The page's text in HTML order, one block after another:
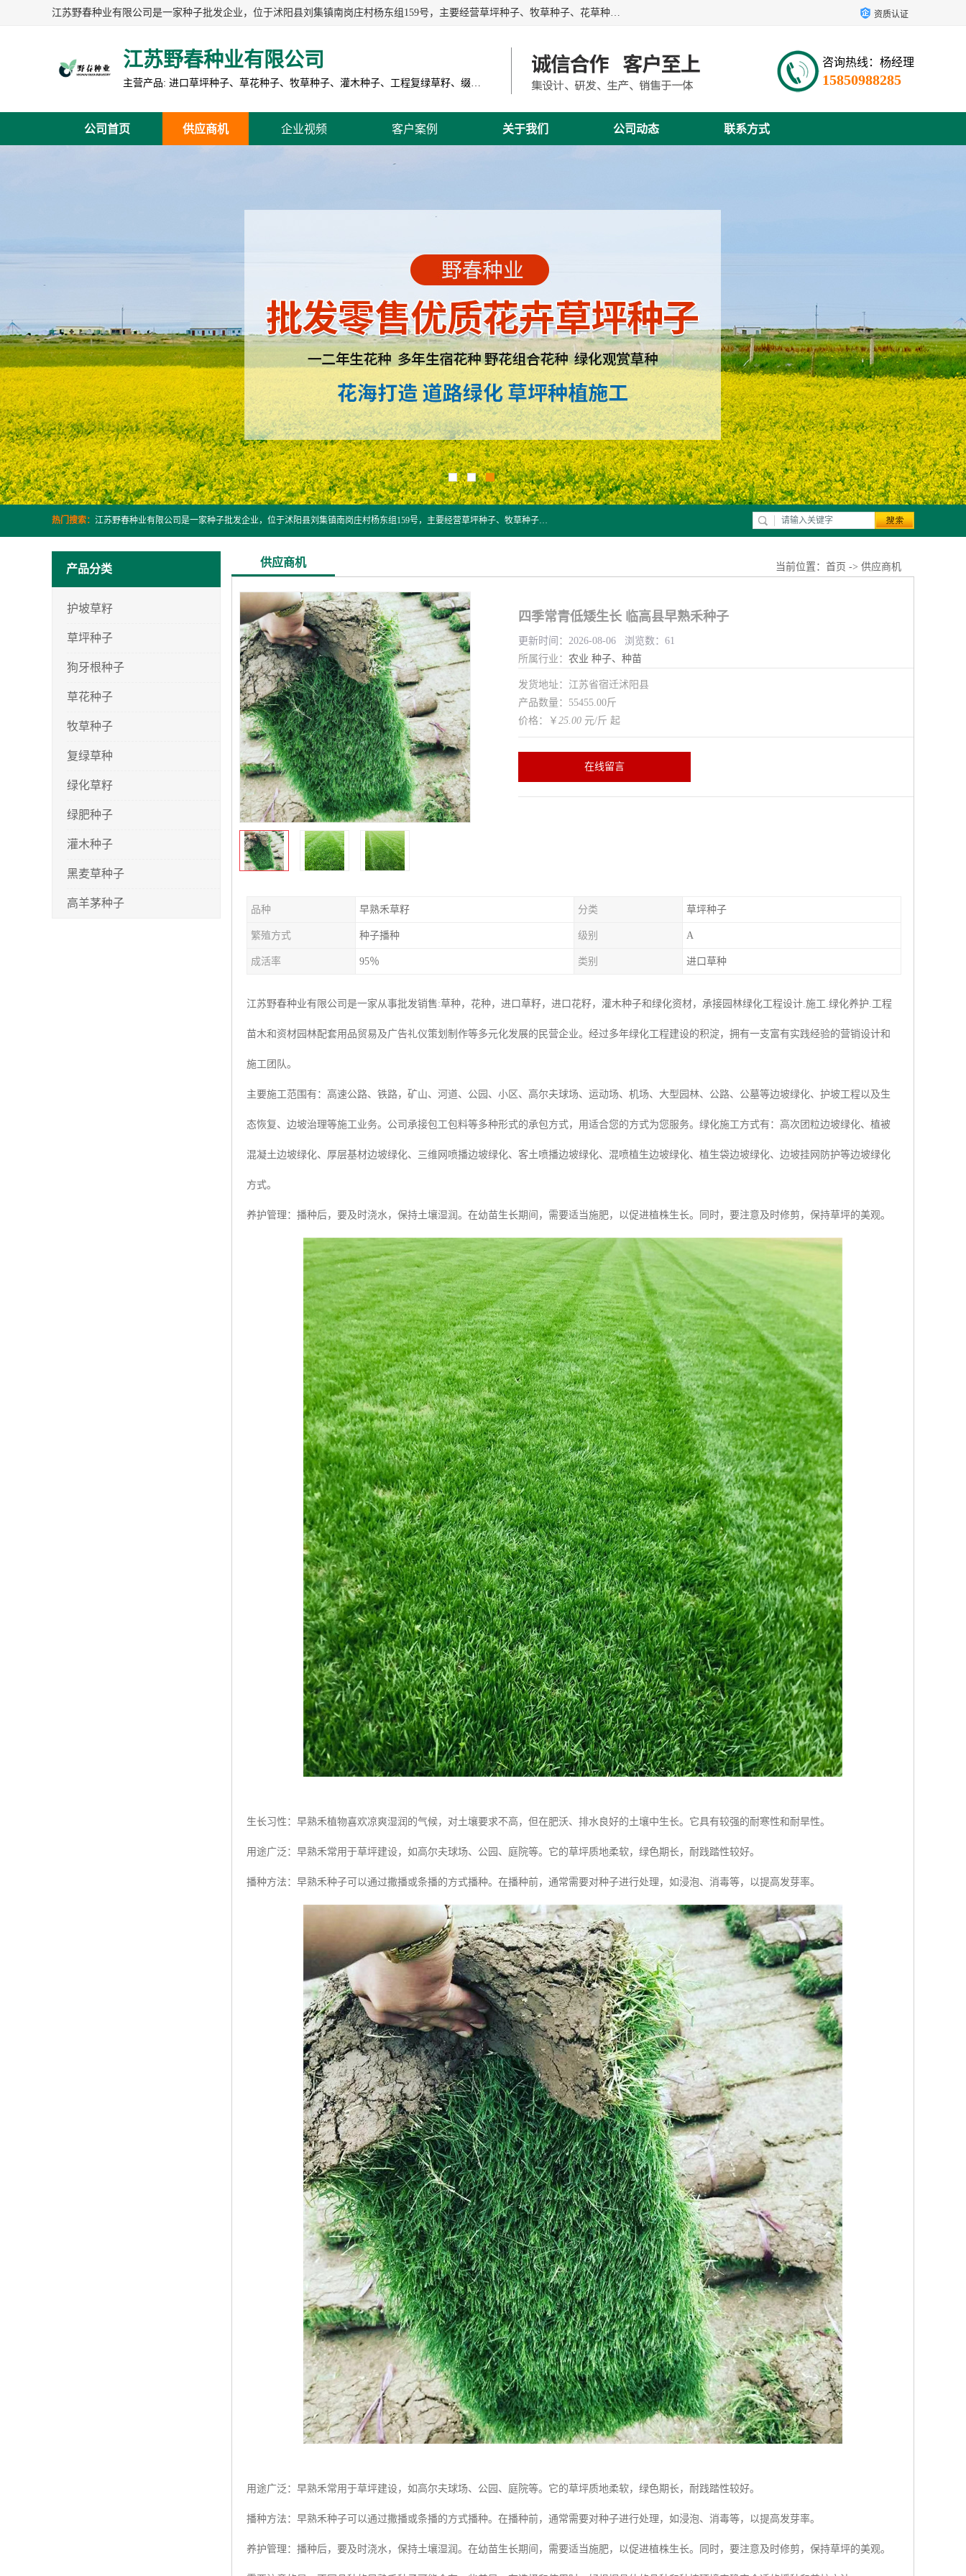
江苏野春种业有限公司是一家种子批发企业，位于沭阳县刘集镇南岗庄村杨东组159号，主要经营草坪种子、牧草种子、花草种子、复绿草种、绿化草籽、护坡草籽、绿肥种子、灌木种子、黑麦草种子、高羊茅种子、早熟禾种子、狗牙根种子、剪股颖种子等。 资质认证
江苏野春种业有限公司
主营产品: 进口草坪种子、草花种子、牧草种子、灌木种子、工程复绿草籽、缀花组合种子
咨询热线：杨经理
15850988285
公司首页 供应商机 企业视频 客户案例 关于我们 公司动态 联系方式
热门搜索： 江苏野春种业有限公司是一家种子批发企业，位于沭阳县刘集镇南岗庄村杨东组159号，主要经营草坪种子、牧草种子、花草种子、复绿草种、绿化草籽、护坡草籽、绿肥种子、灌木种子、黑麦草种子、高羊茅种子、早熟禾种子、狗牙根种子、剪股颖种子等。
产品分类
护坡草籽
草坪种子
狗牙根种子
草花种子
牧草种子
复绿草种
绿化草籽
绿肥种子
灌木种子
黑麦草种子
高羊茅种子
供应商机 当前位置： 首页 -> 供应商机
四季常青低矮生长 临高县早熟禾种子
更新时间：2026-08-06 浏览数：61
所属行业： 农业 种子、种苗
发货地址：江苏省宿迁沭阳县
产品数量：55455.00斤
价格：￥ 25.00 元/斤 起
在线留言
品种 早熟禾草籽 分类 草坪种子
繁殖方式 种子播种 级别 A
成活率 95％ 类别 进口草种
江苏野春种业有限公司是一家从事批发销售:草种，花种，进口草籽，进口花籽，灌木种子和绿化资材，承接园林绿化工程设计.施工.绿化养护.工程
苗木和资材园林配套用品贸易及广告礼仪策划制作等多元化发展的民营企业。经过多年绿化工程建设的积淀，拥有一支富有实践经验的营销设计和
施工团队。
主要施工范围有：高速公路、铁路，矿山、河道、公园、小区、高尔夫球场、运动场、机场、大型园林、公路、公墓等边坡绿化、护坡工程以及生
态恢复、边坡治理等施工业务。公司承接包工包料等多种形式的承包方式，用适合您的方式为您服务。绿化施工方式有：高次团粒边坡绿化、植被
混凝土边坡绿化、厚层基材边坡绿化、三维网喷播边坡绿化、客土喷播边坡绿化、混喷植生边坡绿化、植生袋边坡绿化、边坡挂网防护等边坡绿化
方式。
养护管理：播种后，要及时浇水，保持土壤湿润。在幼苗生长期间，需要适当施肥，以促进植株生长。同时，要注意及时修剪，保持草坪的美观。
生长习性：早熟禾植物喜欢凉爽湿润的气候，对土壤要求不高，但在肥沃、排水良好的土壤中生长。它具有较强的耐寒性和耐旱性。
用途广泛：早熟禾常用于草坪建设，如高尔夫球场、公园、庭院等。它的草坪质地柔软，绿色期长，耐践踏性较好。
播种方法：早熟禾种子可以通过撒播或条播的方式播种。在播种前，通常需要对种子进行处理，如浸泡、消毒等，以提高发芽率。
用途广泛：早熟禾常用于草坪建设，如高尔夫球场、公园、庭院等。它的草坪质地柔软，绿色期长，耐践踏性较好。
播种方法：早熟禾种子可以通过撒播或条播的方式播种。在播种前，通常需要对种子进行处理，如浸泡、消毒等，以提高发芽率。
养护管理：播种后，要及时浇水，保持土壤湿润。在幼苗生长期间，需要适当施肥，以促进植株生长。同时，要注意及时修剪，保持草坪的美观。